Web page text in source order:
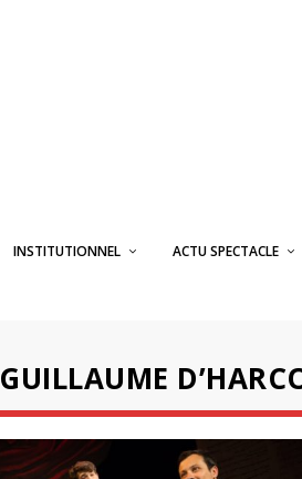
INSTITUTIONNEL ACTU SPECTACLE
GUILLAUME